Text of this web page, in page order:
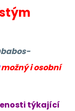
možný i osobní
týkající